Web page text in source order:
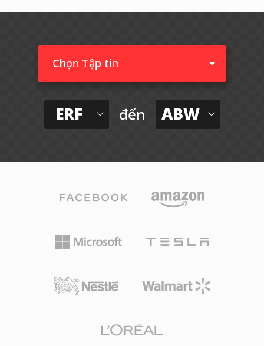
Chọn Tập tin
ERF đến ABW